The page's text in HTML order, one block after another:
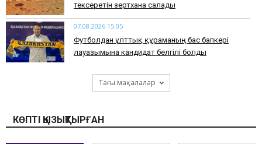
тексеретін зертхана салады
07.08.2026 15:05
Футболдан ұлттық құраманың бас бапкері
лауазымына кандидат белгілі болды
Тағы мақалалар
КӨПТІ ҚЫЗЫҚТЫРҒАН